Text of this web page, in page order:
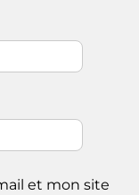
et mon site